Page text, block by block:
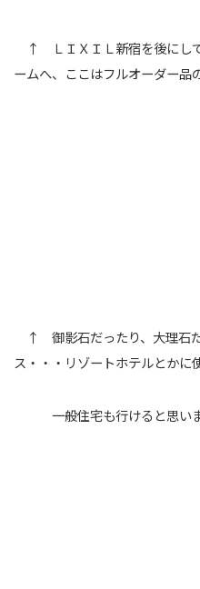
↑ ＬＩＸＩＬ新宿を後にし
ームへ、ここはフルオーダー品
↑ 御影石だったり、大理石
ス・・・リゾートホテルとかに
一般住宅も行けると思いま